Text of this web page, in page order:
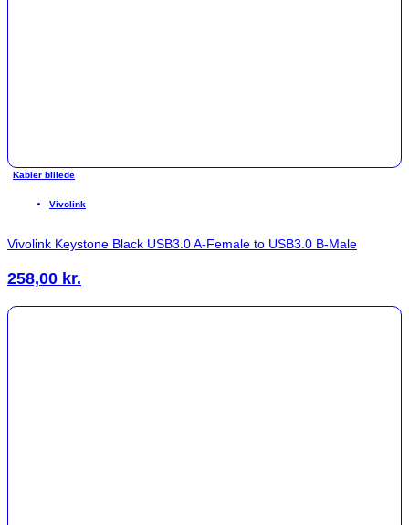
Kabler billede
Vivolink
Vivolink Keystone Black USB3.0 A-Female to USB3.0 B-Male
258,00 kr.